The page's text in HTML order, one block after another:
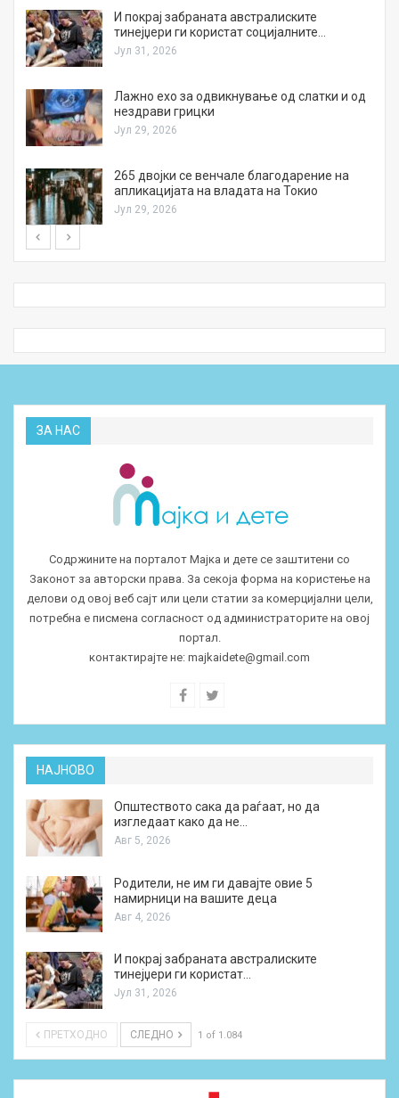
И покрај забраната австралиските
тинејџери ги користат социјалните…
Јул 31, 2026
Лажно ехо за одвикнување од слатки и од
нездрави грицки
Јул 29, 2026
265 двојки се венчале благодарение на
апликацијата на владата на Токио
Јул 29, 2026
ЗА НАС
Содржините на порталот Мајка и дете се заштитени со
Законот за авторски права. За секоја форма на користење на
делови од овој веб сајт или цели статии за комерцијални цели,
потребна е писмена согласност од администраторите на овој
портал.
контактирајте не: majkaidete@gmail.com
НАЈНОВО
Општеството сака да раѓаат, но да
изгледаат како да не…
Авг 5, 2026
Родители, не им ги давајте овие 5
намирници на вашите деца
Авг 4, 2026
И покрај забраната австралиските
тинејџери ги користат…
Јул 31, 2026
ПРЕТХОДНО СЛЕДНО 1 of 1.084